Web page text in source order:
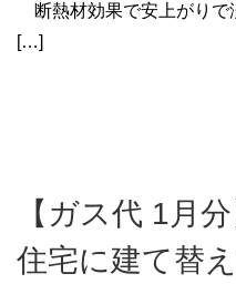
断熱材効果で安上がり
[…]
【ガス代 1月
住宅に建て替え